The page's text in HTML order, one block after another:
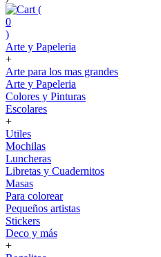
(
0
)
Arte y Papeleria
+
Arte para los mas grandes
Arte y Papeleria
Colores y Pinturas
Escolares
+
Utiles
Mochilas
Luncheras
Libretas y Cuadernitos
Masas
Para colorear
Pequeños artistas
Stickers
Deco y más
+